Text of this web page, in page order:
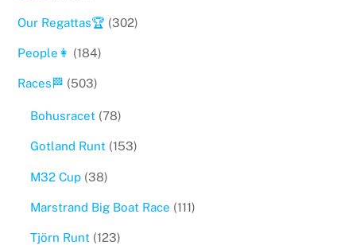
Our Regattas🏆 (302)
People👩 (184)
Races🏁 (503)
Bohusracet(78)
Gotland Runt(153)
M32 Cup(38)
Marstrand Big Boat Race (111)
Tjörn Runt(123)